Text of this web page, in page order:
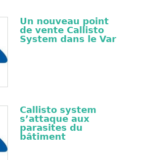
Un nouveau point
de vente Callisto
System dans le Var
Callisto system
s’attaque aux
parasites du
bâtiment